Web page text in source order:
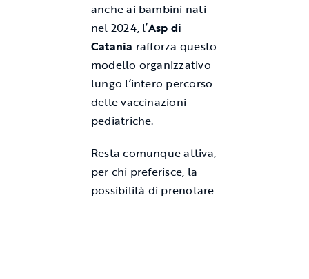
anche ai bambini nati
nel 2024, l’Asp di
Catania rafforza questo
modello organizzativo
lungo l’intero percorso
delle vaccinazioni
pediatriche.
Resta comunque attiva,
per chi preferisce, la
possibilità di prenotare